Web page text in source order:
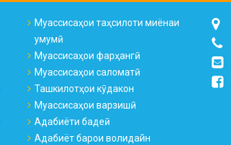
Муассисаҳои таҳсилоти миёнаи
умумӣ
Муассисаҳои фарҳангӣ
Муассисаҳои саломатӣ
Ташкилотҳои кӯдакон
Муассисаҳои варзишӣ
Адабиёти бадеӣ
Адабиёт барои волидайн